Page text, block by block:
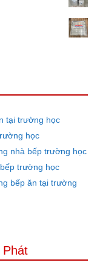
tại trường học
học
nhà bếp trường học
trường học
bếp ăn tại trường
Phát